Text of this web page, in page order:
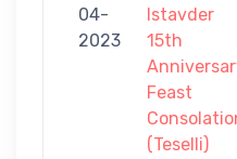
04-
2023
Istavder
15th
Feast
(Teselli)